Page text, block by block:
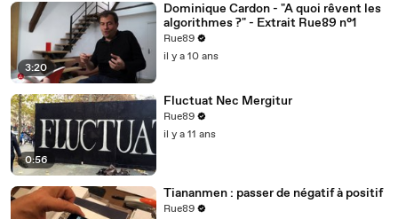
3:20
Dominique Cardon - "A quoi rêvent les
algorithmes ?" - Extrait Rue89 n°1
Rue89
il y a 10 ans
0:56
Fluctuat Nec Mergitur
Rue89
il y a 11 ans
Tiananmen : passer de négatif à positif
Rue89